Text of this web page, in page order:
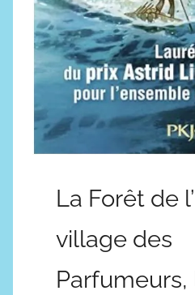
La Forêt de
village des
Parfumeurs,